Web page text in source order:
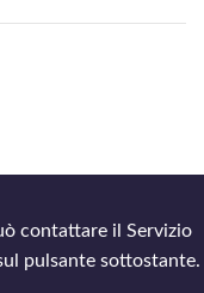
contattare il Servizio
pulsante sottostante.